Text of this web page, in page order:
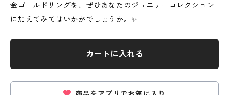
金ゴールドリングを、ぜひあなたのジュエリーコレクション
に加えてみてはいかがでしょうか。✨
カートに入れる